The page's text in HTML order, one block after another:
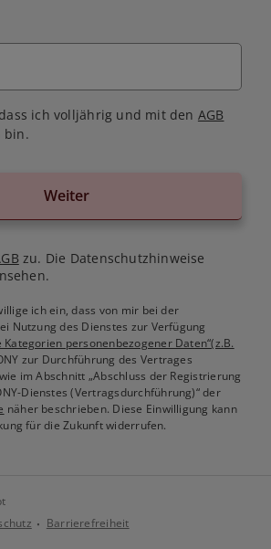
ich volljährig und mit den AGB
bin.
Weiter
zu. Die Datenschutzhinweise
ich ein, dass von mir bei der
Nutzung des Dienstes zur Verfügung
Kategorien personenbezogener Daten“(z.B.
zur Durchführung des Vertrages
im Abschnitt „Abschluss der Registrierung
Dienstes (Vertragsdurchführung)“ der
näher beschrieben. Diese Einwilligung kann
für die Zukunft widerrufen.
Barrierefreiheit